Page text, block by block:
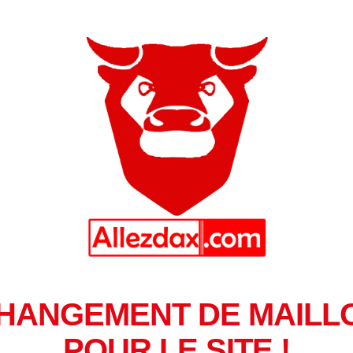
DE